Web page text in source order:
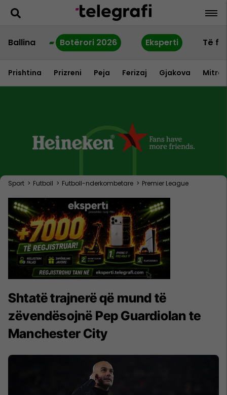
Ballina Botërori 2026 Eksperti Të
Prishtina Prizreni Peja Ferizaj Gjakova
Sport > Futboll > Futboll-nderkombetare > Premier League
Shtatë trajnerë që mund të
zëvendësojnë Pep Guardiolan te
Manchester City